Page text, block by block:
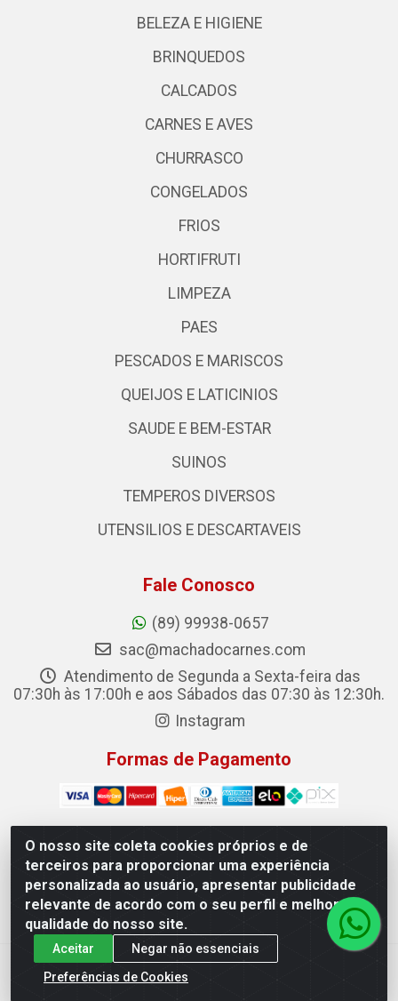
O nosso site coleta cookies próprios e de
terceiros para proporcionar uma experiência
personalizada ao usuário, apresentar publicidade
relevante de acordo com o seu perfil e melhorar a
qualidade do nosso site.
Aceitar
Negar não essenciais
Preferências de Cookies
BELEZA E HIGIENE
BRINQUEDOS
CALCADOS
CARNES E AVES
CHURRASCO
CONGELADOS
FRIOS
HORTIFRUTI
LIMPEZA
PAES
PESCADOS E MARISCOS
QUEIJOS E LATICINIOS
SAUDE E BEM-ESTAR
SUINOS
TEMPEROS DIVERSOS
UTENSILIOS E DESCARTAVEIS
Fale Conosco
(89) 99938-0657
sac@machadocarnes.com
Atendimento de Segunda a Sexta-feira das
07:30h às 17:00h e aos Sábados das 07:30 às 12:30h.
Instagram
Formas de Pagamento
Machado Carnes Distribuidora de Alimentos LTDA -
Logradouro: Avenida Candido Aleixo, 148 - Centro - Oeiras/PI
- CEP 64.500-000 - 31.391.008/0001-50